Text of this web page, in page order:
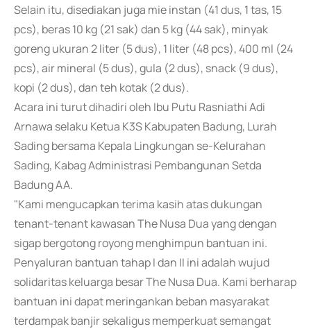
Selain itu, disediakan juga mie instan (41 dus, 1 tas, 15
pcs), beras 10 kg (21 sak) dan 5 kg (44 sak), minyak
goreng ukuran 2 liter (5 dus), 1 liter (48 pcs), 400 ml (24
pcs), air mineral (5 dus), gula (2 dus), snack (9 dus),
kopi (2 dus), dan teh kotak (2 dus).
Acara ini turut dihadiri oleh Ibu Putu Rasniathi Adi
Arnawa selaku Ketua K3S Kabupaten Badung, Lurah
Sading bersama Kepala Lingkungan se-Kelurahan
Sading, Kabag Administrasi Pembangunan Setda
Badung AA.
"Kami mengucapkan terima kasih atas dukungan
tenant-tenant kawasan The Nusa Dua yang dengan
sigap bergotong royong menghimpun bantuan ini.
Penyaluran bantuan tahap I dan II ini adalah wujud
solidaritas keluarga besar The Nusa Dua. Kami berharap
bantuan ini dapat meringankan beban masyarakat
terdampak banjir sekaligus memperkuat semangat